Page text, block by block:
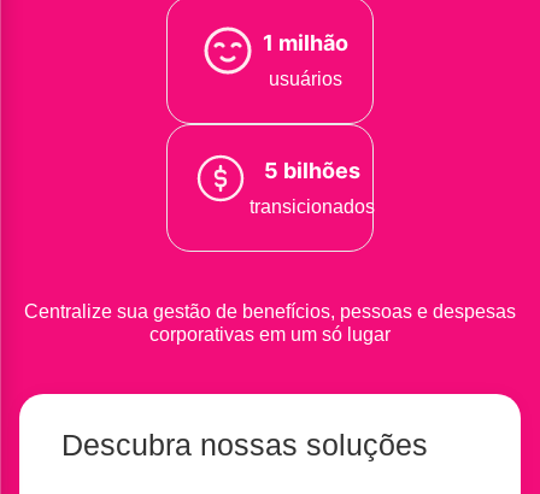
1 milhão
usuários
5 bilhões
transicionados
Centralize sua gestão de benefícios, pessoas e despesas
corporativas em um só lugar
Descubra nossas soluções